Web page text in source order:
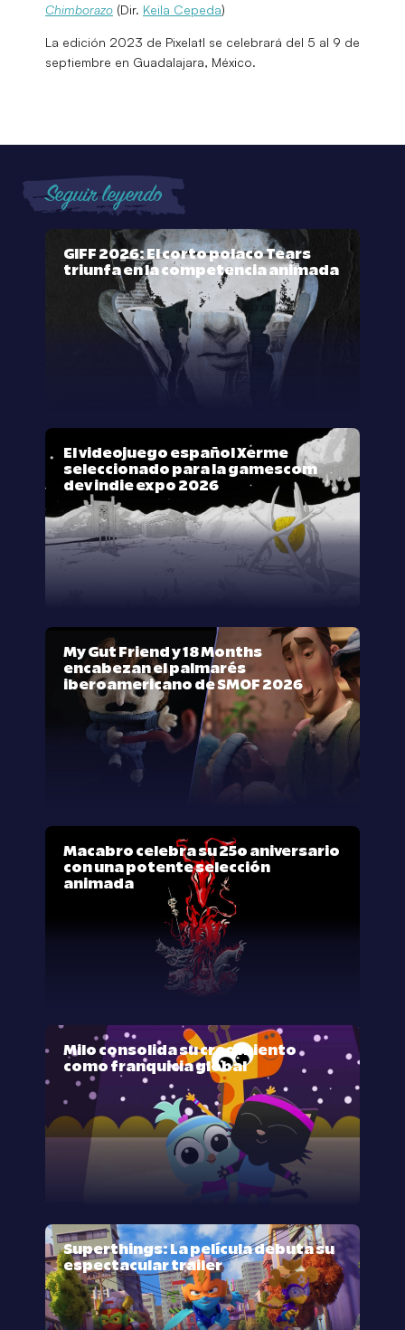
Chimborazo (Dir. Keila Cepeda)
La edición 2023 de Pixelatl se celebrará del 5 al 9 de
septiembre en Guadalajara, México.
Seguir leyendo
GIFF 2026: El corto polaco Tears
triunfa en la competencia animada
El videojuego español Xerme
seleccionado para la gamescom
dev indie expo 2026
My Gut Friend y 18 Months
encabezan el palmarés
iberoamericano de SMOF 2026
Macabro celebra su 25º aniversario
con una potente selección
animada
Milo consolida su crecimiento
como franquicia global
Superthings: La película debuta su
espectacular trailer